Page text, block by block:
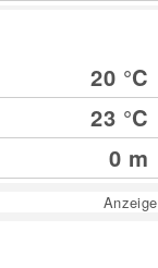
20 °C
23 °C
0 m
Anzeige